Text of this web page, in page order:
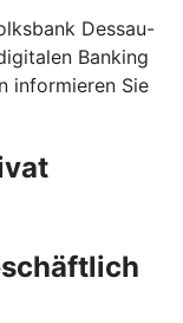
Dessau-
Banking
informieren Sie